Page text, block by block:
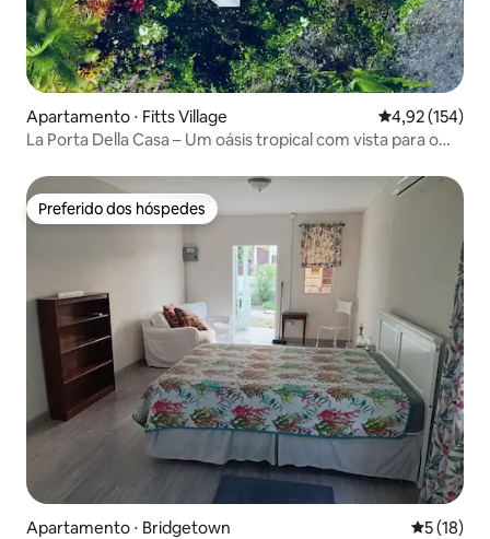
Apartamento ⋅ Fitts Village 4,92 de uma
4,92 (154)
La Porta Della Casa – Um oásis tropical com vista para o
Preferido dos hóspedes
Preferido dos hóspedes
Apartamento ⋅ Bridgetown 5 de uma
5 (18)